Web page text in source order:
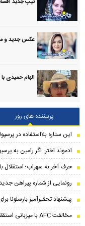
تیپ جدید افسانه
عکس جدید و
الهام حمیدی
پربیننده های روز
این ستاره بلااستفاده در
ادموند اختر: اگر رامین به
حرف آخر به سهراب؛ استقلال
رونمایی از شماره پیراهن
پیشنهاد تحقیرآمیز بارسلونا
مخالفت AFC با میزبانی استقلال در این کشور در لیگ نخبگان آسیا